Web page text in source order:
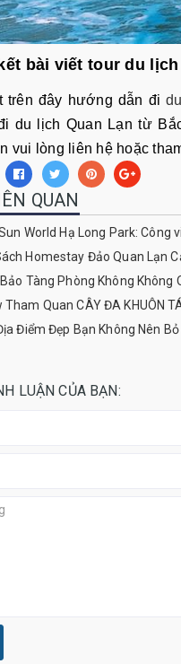
bài viết tour du
trên đây hướng dẫn đi
du lịch Quan Lạn từ
vui lòng liên hệ hoặc
QUAN
World Hạ Long Park: Công
Homestay Đảo Quan Lạn
Tàng Phòng Không Không
Tham Quan CÂY ĐA KHUÔN
Điểm Đẹp Bạn Không Nên
LUẬN CỦA BẠN: